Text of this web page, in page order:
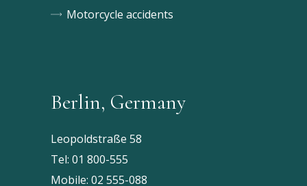
Motorcycle accidents
Berlin, Germany
Leopoldstraße 58
Tel: 01 800-555
Mobile: 02 555-088